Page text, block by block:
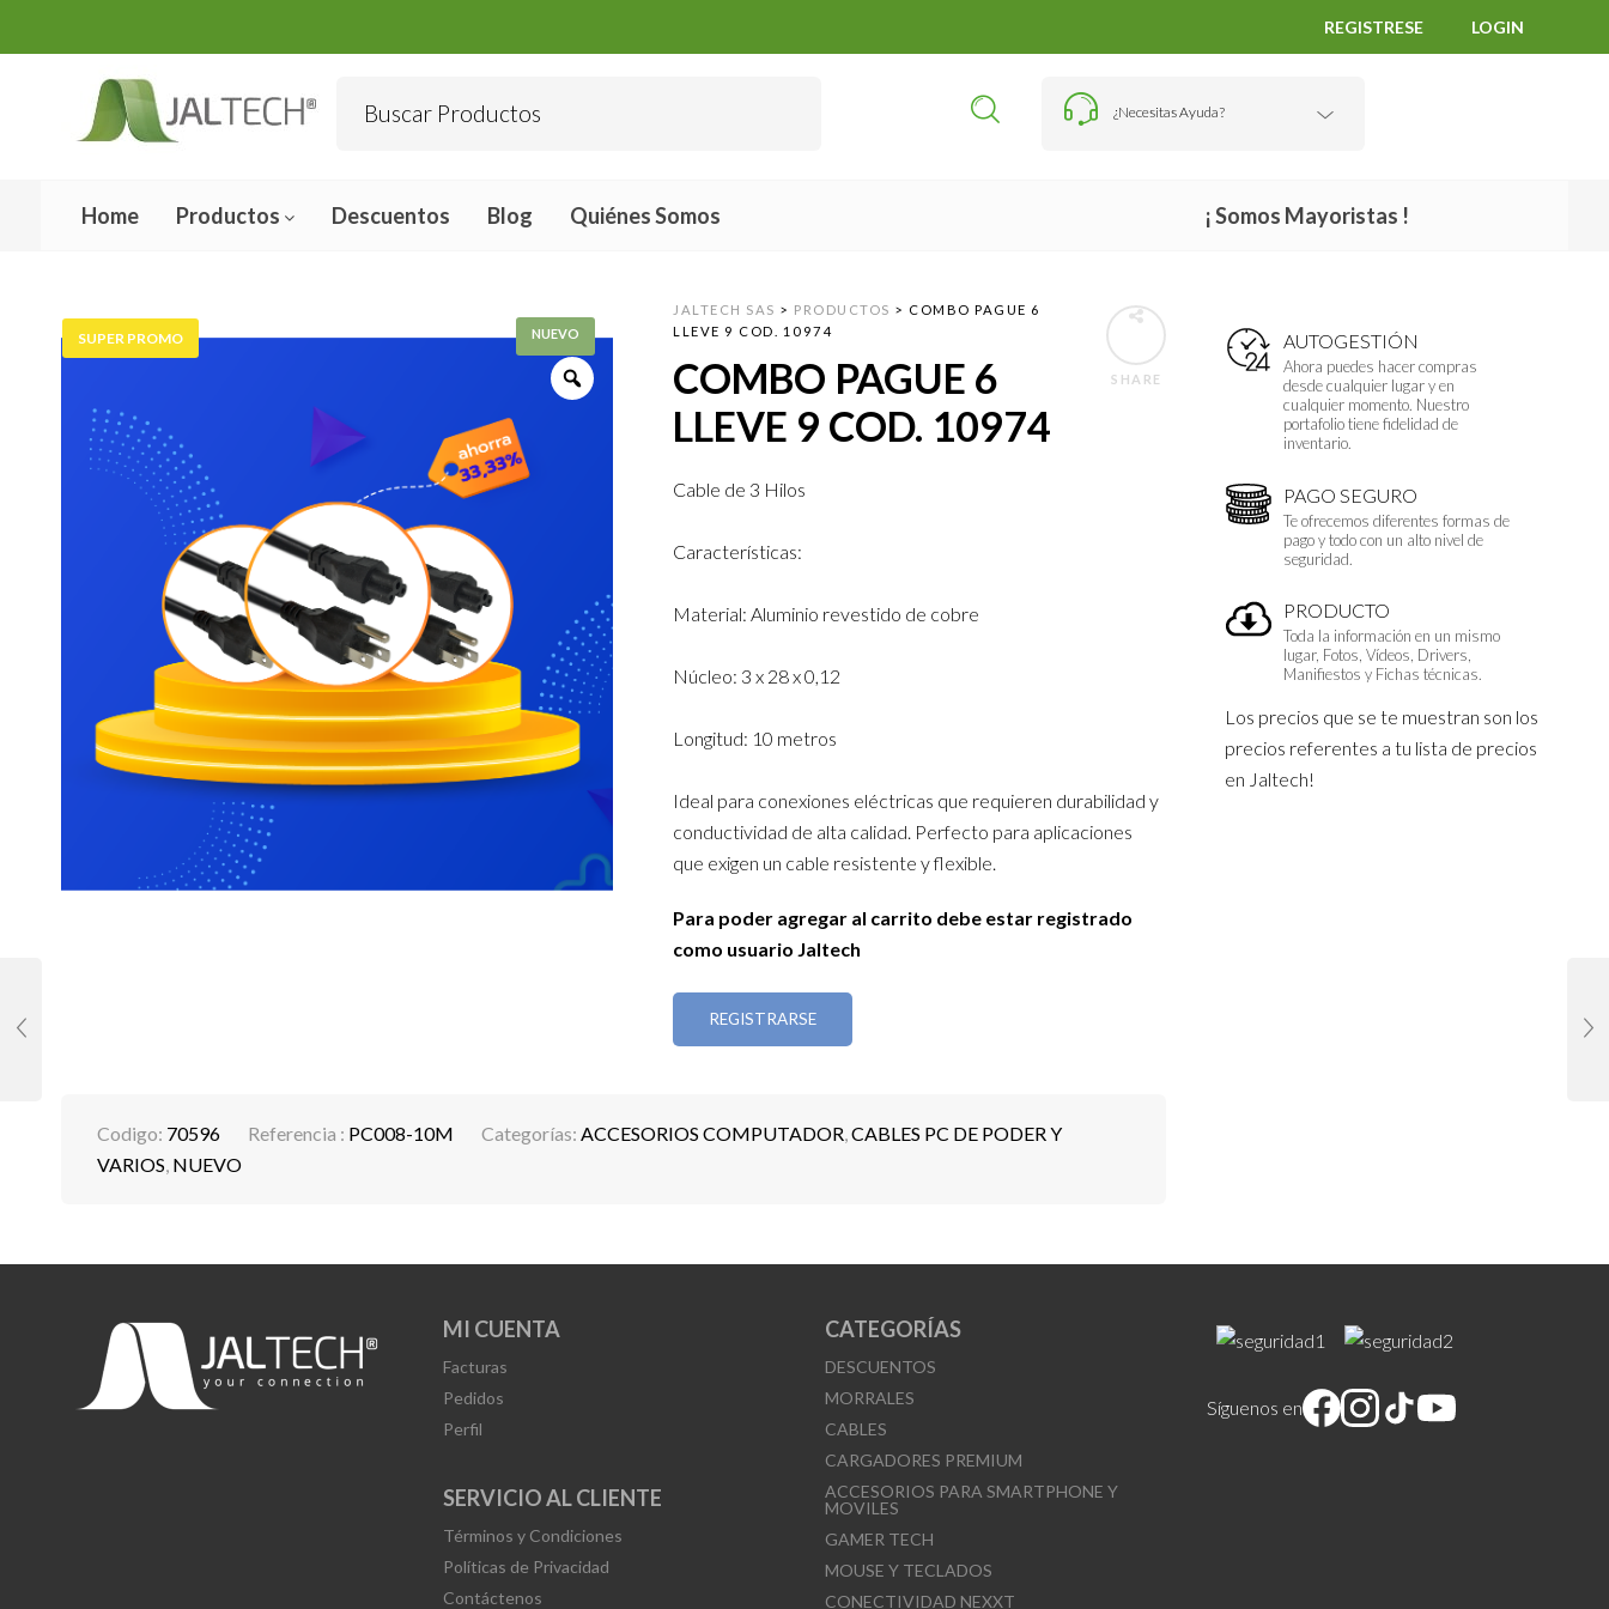
REGISTRESE LOGIN
¿Necesitas Ayuda?
Home Productos Descuentos Blog Quiénes Somos ¡ Somos Mayoristas !
AUTOGESTIÓN
Ahora puedes hacer compras
desde cualquier lugar y en
cualquier momento. Nuestro
portafolio tiene fidelidad de
inventario.
PAGO SEGURO
Te ofrecemos diferentes formas de
pago y todo con un alto nivel de
seguridad.
PRODUCTO
Toda la información en un mismo
lugar, Fotos, Vídeos, Drivers,
Manifiestos y Fichas técnicas.
Los precios que se te muestran son los
precios referentes a tu lista de precios
en Jaltech!
SUPER PROMO
SHARE
JALTECH SAS > PRODUCTOS > COMBO PAGUE 6
LLEVE 9 COD. 10974
COMBO PAGUE 6
LLEVE 9 COD. 10974
Cable de 3 Hilos
Características:
Material: Aluminio revestido de cobre
Núcleo: 3 x 28 x 0,12
Longitud: 10 metros
Ideal para conexiones eléctricas que requieren durabilidad y
conductividad de alta calidad. Perfecto para aplicaciones
que exigen un cable resistente y flexible.
Para poder agregar al carrito debe estar registrado
como usuario Jaltech
REGISTRARSE
Codigo: 70596 Referencia : PC008-10M Categorías: ACCESORIOS COMPUTADOR,CABLES PC DE PODER Y
VARIOS, NUEVO
MI CUENTA
Facturas
Pedidos
Perfil
SERVICIO AL CLIENTE
Términos y Condiciones
Políticas de Privacidad
Contáctenos
CATEGORÍAS
DESCUENTOS
MORRALES
CABLES
CARGADORES PREMIUM
ACCESORIOS PARA SMARTPHONE Y
MOVILES
GAMER TECH
MOUSE Y TECLADOS
CONECTIVIDAD NEXXT
Síguenos en